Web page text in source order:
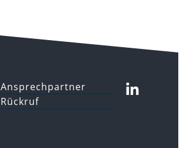
Ansprechpartner
Rückruf